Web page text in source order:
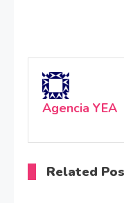
Agencia YEA
Related